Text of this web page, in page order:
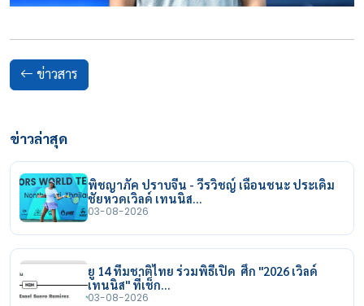
ข่าวสาร
ข่าวล่าสุด
พิชญาภัค ปราบจีน - วีรวิชญ์ เฉือนชนะ ประเดิม
ชัยหวดเวิลด์ เทนนิส…
03-08-2026
ยู 14 ทีมชาติไทย ร่วมพิธีเปิด ศึก "2026 เวิลด์
เทนนิส" ที่เช็ก…
03-08-2026